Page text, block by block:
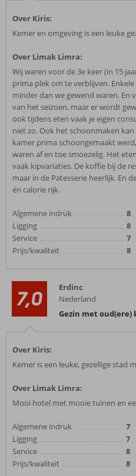
Over Kiris:
Kemer en omgeving is een leuke
Over Limak Limra:
Wij waren voor de 3e keer (in 15
prima plek om te verblijven.
minder dan we gewend waren. En
van het seizoen, maar er wordt
ook tijdens eten vaak je eigen
niet zo. Ook het schoonmaken
kamer prima schoongemaakt
waren af en toe smoezelig. Het
vaak kipvariaties. De koffie bij de
maar in de Patesserie heerlijk. En
én calorie rijk.
Algemene indruk
8
Ligging
8
Service
7
Prijs/kwaliteit
8
7,0
Erdinc
Nederland
Gezin met oud(ere)
Over Kiris:
Kemer is een leuke, gezellige stad
Over Limak Limra:
Mooi hotel met mooie tuinen en
Algemene indruk
7
Ligging
7
Service
8
Prijs/kwaliteit
8